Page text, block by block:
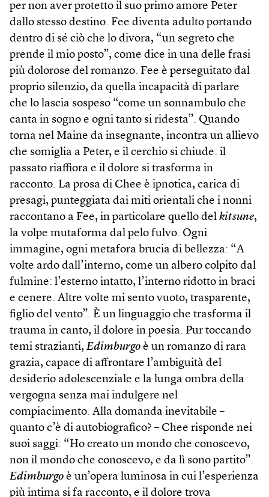
per non aver protetto il suo primo amore Peter
dallo stesso destino. Fee diventa adulto portando
dentro di sé ciò che lo divora, “un segreto che
prende il mio posto”, come dice in una delle frasi
più dolorose del romanzo. Fee è perseguitato dal
proprio silenzio, da quella incapacità di parlare
che lo lascia sospeso “come un sonnambulo che
canta in sogno e ogni tanto si ridesta”. Quando
torna nel Maine da insegnante, incontra un allievo
che somiglia a Peter, e il cerchio si chiude: il
passato riaffiora e il dolore si trasforma in
racconto. La prosa di Chee è ipnotica, carica di
presagi, punteggiata dai miti orientali che i nonni
raccontano a Fee, in particolare quello del kitsune,
la volpe mutaforma dal pelo fulvo. Ogni
immagine, ogni metafora brucia di bellezza: “A
volte ardo dall’interno, come un albero colpito dal
fulmine: l’esterno intatto, l’interno ridotto in braci
e cenere. Altre volte mi sento vuoto, trasparente,
figlio del vento”. È un linguaggio che trasforma il
trauma in canto, il dolore in poesia. Pur toccando
temi strazianti, Edimburgo è un romanzo di rara
grazia, capace di affrontare l’ambiguità del
desiderio adolescenziale e la lunga ombra della
vergogna senza mai indulgere nel
compiacimento. Alla domanda inevitabile –
quanto c’è di autobiografico? – Chee risponde nei
suoi saggi: “Ho creato un mondo che conoscevo,
non il mondo che conoscevo, e da lì sono partito”.
Edimburgo è un’opera luminosa in cui l’esperienza
più intima si fa racconto, e il dolore trova